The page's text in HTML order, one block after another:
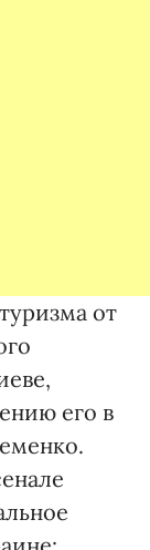
от
его в